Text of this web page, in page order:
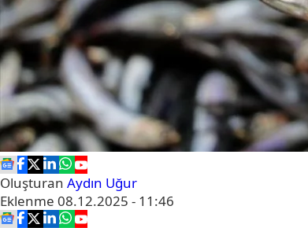
Oluşturan Aydın Uğur
Eklenme 08.12.2025 - 11:46